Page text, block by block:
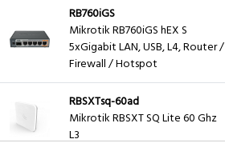
RB760iGS
Mikrotik RB760iGS hEX S
5xGigabit LAN, USB, L4, Router /
Firewall / Hotspot
RBSXTsq-60ad
Mikrotik RBSXT SQ Lite 60 Ghz
L3